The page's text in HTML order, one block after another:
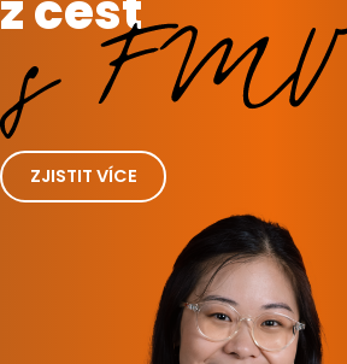
ZJISTIT VÍCE